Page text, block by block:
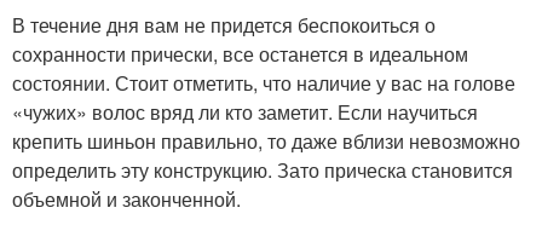
В течение дня вам не придется беспокоиться о
сохранности прически, все останется в идеальном
состоянии. Стоит отметить, что наличие у вас на голове
«чужих» волос вряд ли кто заметит. Если научиться
крепить шиньон правильно, то даже вблизи невозможно
определить эту конструкцию. Зато прическа становится
объемной и законченной.